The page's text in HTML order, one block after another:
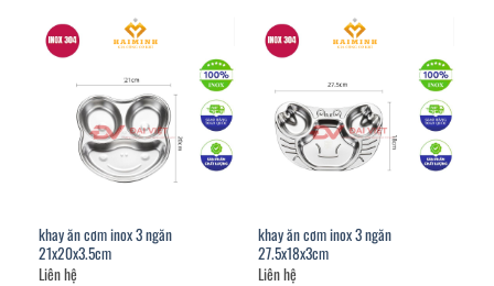
khay ăn cơm inox 3 ngăn
21x20x3.5cm
Liên hệ
khay ăn cơm inox 3 ngăn
27.5x18x3cm
Liên hệ